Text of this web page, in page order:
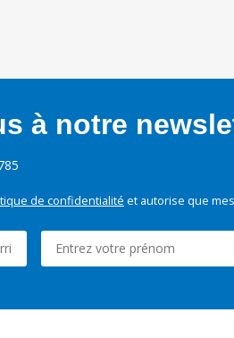
à notre
de confidentialité et autorise que